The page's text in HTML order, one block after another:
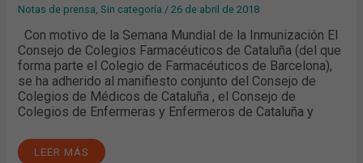
Notas de prensa,Sin categoría /26 de abril de 2018
Con motivo de la Semana Mundial de la Inmunización El
Consejo de Colegios Farmacéuticos de Cataluña (del que
forma parte el Colegio de Farmacéuticos de Barcelona),
se ha adherido al manifiesto conjunto del Consejo de
Colegios de Médicos de Cataluña , el Consejo de
Colegios de Enfermeras y Enfermeros de Cataluña y
LEER MÁS